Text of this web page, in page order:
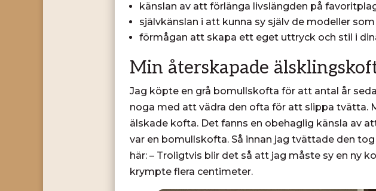
känslan av att förlänga livslängden på
självkänslan i att kunna sy själv de modeller
förmågan att skapa ett eget uttryck och stil i
Min återskapade
Jag köpte en grå bomullskofta för att antal år
noga med att vädra den ofta för att slippa tvätta.
älskade kofta. Det fanns en obehaglig känsla av
var en bomullskofta. Så innan jag tvättade den
här: – Troligtvis blir det så att jag måste sy en ny
krympte flera centimeter.